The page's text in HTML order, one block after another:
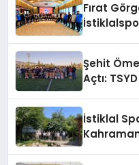
Fırat
Şehit
Açtı:
İstiklal